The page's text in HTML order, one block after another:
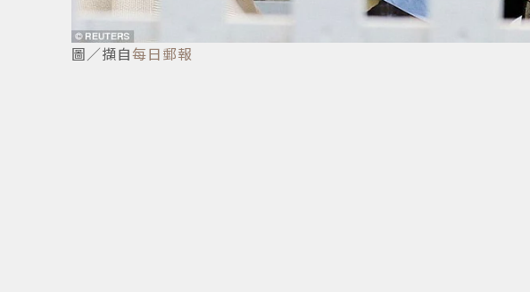
圖／擷自每日郵報